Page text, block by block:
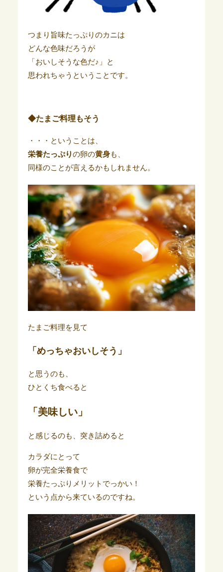
つまり旨味たっぷりのカニは
どんな色味だろうが
「おいしそうな色だ♪」と
思われちゃうということです。
◆たまご料理もそう
・・・ということは、
栄養たっぷりの卵の黄身も、
同様のことが言えるかもしれません。
たまご料理を見て
「めっちゃおいしそう」
と思うのも、
ひとくち食べると
「美味しい」
と感じるのも、突き詰めると
カラダにとって
卵が完全栄養食で
栄養たっぷりメリットでっかい！
という点から来ているのですね。